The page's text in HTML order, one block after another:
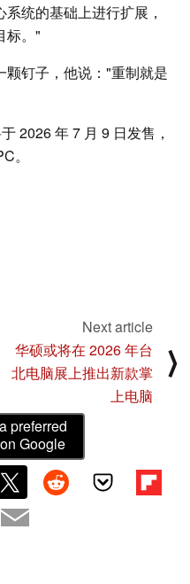
统的基础上进行扩展，
标。"
钉子，他说："重制就是
2026 年 7 月 9 日发售，
。
Next article
华硕或将在 2026 年台
北电脑展上推出新款掌
上电脑
⟩
preferred
Google